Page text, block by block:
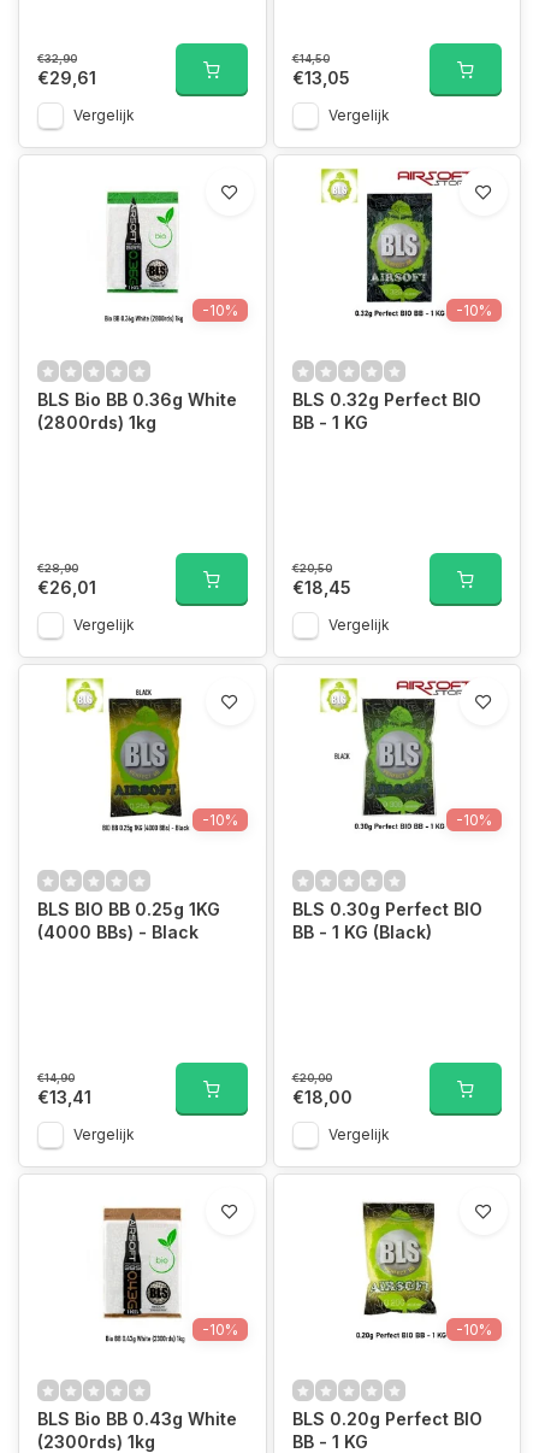
€32,90
€29,61
Vergelijk
€14,50
€13,05
Vergelijk
-10%
BLS Bio BB 0.36g White
(2800rds) 1kg
€28,90
€26,01
Vergelijk
-10%
BLS 0.32g Perfect BIO
BB - 1 KG
€20,50
€18,45
Vergelijk
-10%
BLS BIO BB 0.25g 1KG
(4000 BBs) - Black
€14,90
€13,41
Vergelijk
-10%
BLS 0.30g Perfect BIO
BB - 1 KG (Black)
€20,00
€18,00
Vergelijk
-10%
BLS Bio BB 0.43g White
(2300rds) 1kg
-10%
BLS 0.20g Perfect BIO
BB - 1 KG